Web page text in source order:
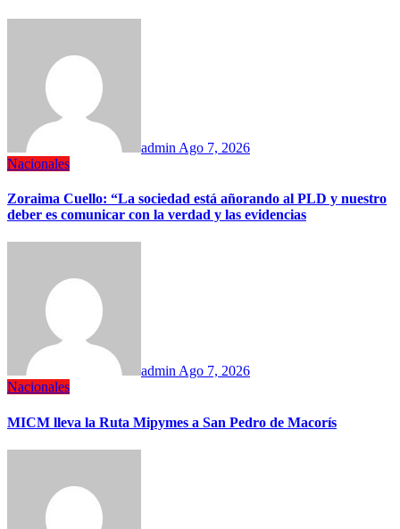
admin Ago 7, 2026
Nacionales
Zoraima Cuello: “La sociedad está añorando al PLD y nuestro
deber es comunicar con la verdad y las evidencias
adminAgo 7, 2026
Nacionales
MICM lleva la Ruta Mipymes a San Pedro de Macorís